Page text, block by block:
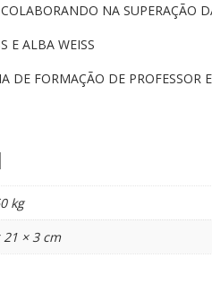
NA SUPERAÇÃO
E ALBA WEISS
DE FORMAÇÃO DE
kg
21 × 3 cm